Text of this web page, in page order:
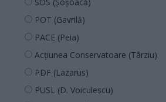
SOS (Șoșoacă)
POT (Gavrilă)
PACE (Peia)
Acțiunea Conservatoare (Târziu)
PDF (Lazarus)
PUSL (D. Voiculescu)